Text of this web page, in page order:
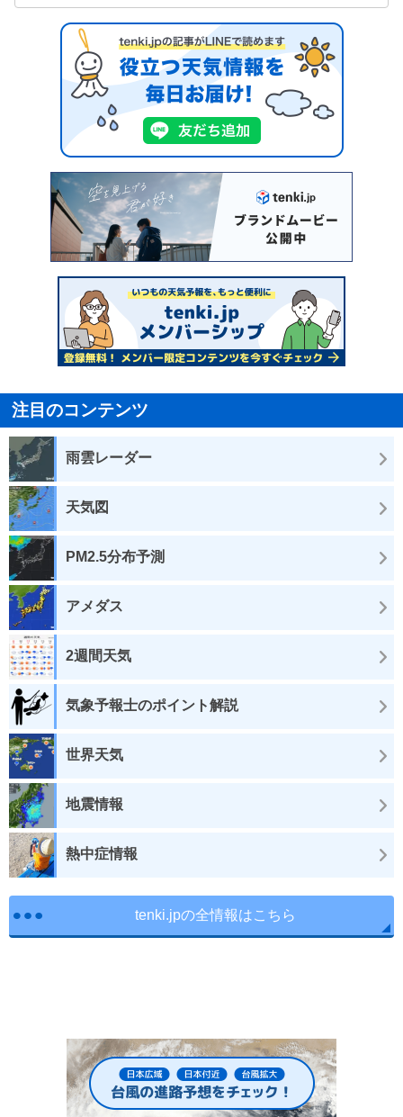
注目のコンテンツ
雨雲レーダー
天気図
PM2.5分布予測
アメダス
2週間天気
気象予報士のポイント解説
世界天気
地震情報
熱中症情報
tenki.jpの全情報はこちら